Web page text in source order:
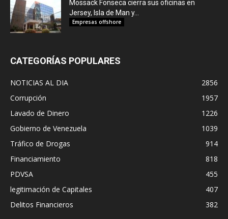
Mossack Fonseca cierra sus oficinas en
Jersey, Isla de Man y...
Empresas offshore
CATEGORÍAS POPULARES
NOTICIAS AL DIA
2856
Corrupción
1957
Lavado de Dinero
1226
Gobierno de Venezuela
1039
Tráfico de Drogas
914
Financiamiento
818
PDVSA
455
legitimación de Capitales
407
Delitos Financieros
382